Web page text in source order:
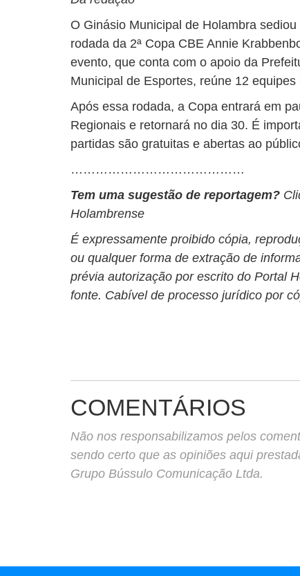
O Ginásio Municipal de Holambra
rodada da 2ª Copa CBE Annie
evento, que conta com o apoio da
Municipal de Esportes, reúne 12
Após essa rodada, a Copa entrará em
Regionais e retornará no dia 30. É
partidas são gratuitas e abertas ao
……………………………………
Tem uma sugestão de reportagem?
Holambrense
É expressamente proibido cópia,
ou qualquer forma de extração de
prévia autorização por escrito do Portal
fonte. Cabível de processo jurídico por
COMENTÁRIOS
Não nos responsabilizamos pelos
sendo certo que as opiniões aqui
Grupo Bússulo Comunicação Ltda.